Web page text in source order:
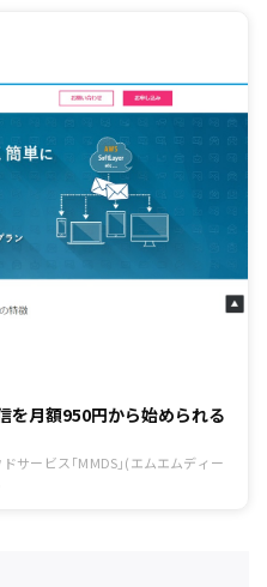
を月額950円から始められる
サービス｢MMDS｣(エムエムディー